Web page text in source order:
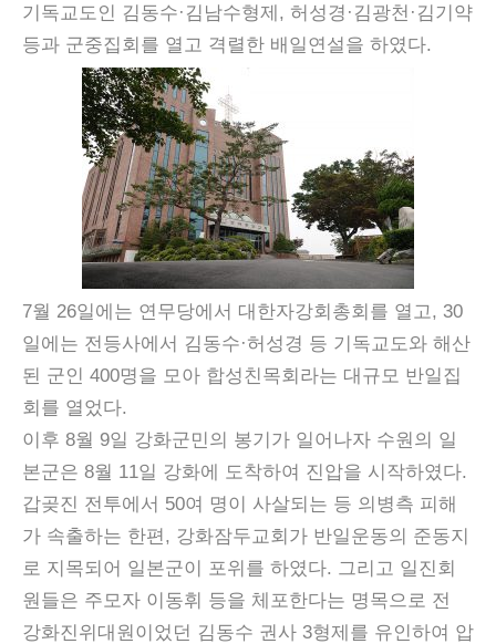
기독교도인 김동수·김남수형제, 허성경·김광천·김기약
등과 군중집회를 열고 격렬한 배일연설을 하였다.
7월 26일에는 연무당에서 대한자강회총회를 열고, 30
일에는 전등사에서 김동수·허성경 등 기독교도와 해산
된 군인 400명을 모아 합성친목회라는 대규모 반일집
회를 열었다.
이후 8월 9일 강화군민의 봉기가 일어나자 수원의 일
본군은 8월 11일 강화에 도착하여 진압을 시작하였다.
갑곶진 전투에서 50여 명이 사살되는 등 의병측 피해
가 속출하는 한편, 강화잠두교회가 반일운동의 준동지
로 지목되어 일본군이 포위를 하였다. 그리고 일진회
원들은 주모자 이동휘 등을 체포한다는 명목으로 전
강화진위대원이었던 김동수 권사 3형제를 유인하여 압